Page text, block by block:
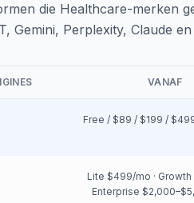
die Healthcare-merken
Gemini, Perplexity, Claude
VANAF
Free / $89 / $199 /
Lite $499/mo · Growth
Enterprise